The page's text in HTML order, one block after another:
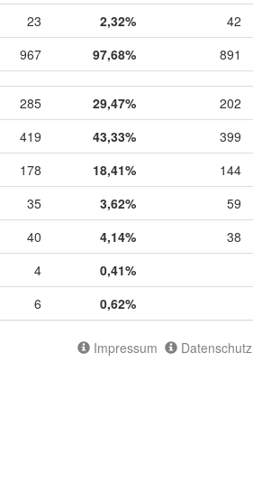
23 2,32% 42
967 97,68% 891
285 29,47% 202
419 43,33% 399
178 18,41% 144
35 3,62% 59
40 4,14% 38
4 0,41%
6 0,62%
Impressum Datenschutz